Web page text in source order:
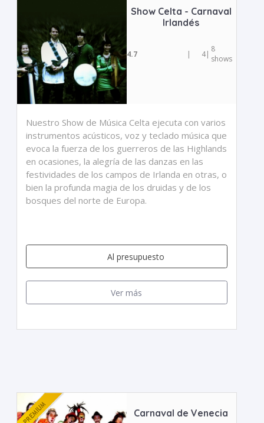
Show Celta - Carnaval
Irlandés
4.7 | 4| 8
shows
Nuestro Show de Música Celta ejecuta con varios
instrumentos acústicos, voz y teclado música que
evoca la fuerza de los guerreros de las Highlands
en ocasiones, la alegría de las danzas en las
festividades de los campos de Irlanda en otras, o
bien la profunda magia de los druidas y de los
bosques del norte de Europa.
Al presupuesto
Ver más
Carnaval de Venecia